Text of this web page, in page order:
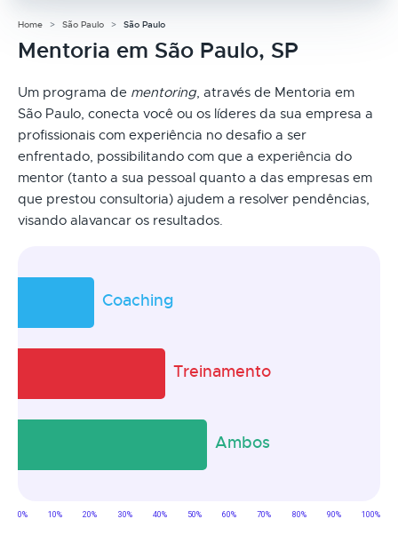
Home São Paulo São Paulo
Mentoria em São Paulo, SP
Um programa de mentoring, através de Mentoria em
São Paulo, conecta você ou os líderes da sua empresa a
profissionais com experiência no desafio a ser
enfrentado, possibilitando com que a experiência do
mentor (tanto a sua pessoal quanto a das empresas em
que prestou consultoria) ajudem a resolver pendências,
visando alavancar os resultados.